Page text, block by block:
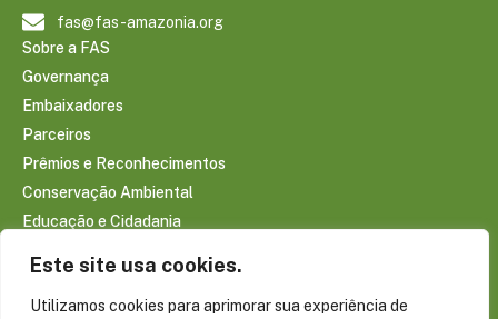
Este site usa cookies.
Utilizamos cookies para aprimorar sua experiência de
fas@fas-amazonia.org
Sobre a FAS
Governança
Embaixadores
Parceiros
Prêmios e Reconhecimentos
Conservação Ambiental
Educação e Cidadania
Sociobioeconomia Amazônica